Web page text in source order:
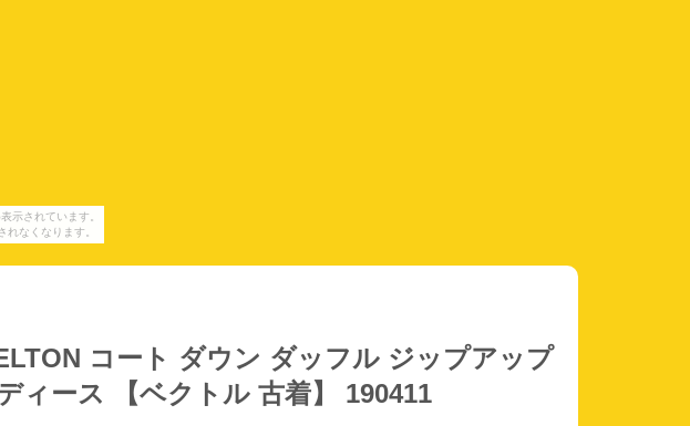
示されています。
なくなります。
コート ダウン ダッフル ジップアップ
ィース 【ベクトル 古着】 190411